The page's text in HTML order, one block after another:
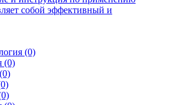
собой эффективный и
(0)
(0)
(0)